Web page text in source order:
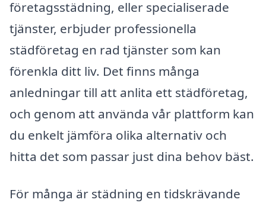
företagsstädning, eller specialiserade
tjänster, erbjuder professionella
städföretag en rad tjänster som kan
förenkla ditt liv. Det finns många
anledningar till att anlita ett städföretag,
och genom att använda vår plattform kan
du enkelt jämföra olika alternativ och
hitta det som passar just dina behov bäst.
För många är städning en tidskrävande